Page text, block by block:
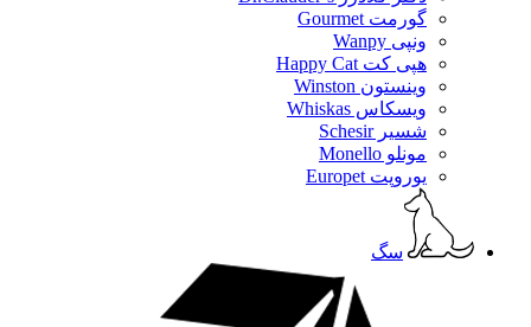
گورمت Gourmet
ونپی Wanpy
هپی کت Happy Cat
وینستون Winston
ویسکاس Whiskas
شسیر Schesir
مونلو Monello
یوروپت Europet
سگ